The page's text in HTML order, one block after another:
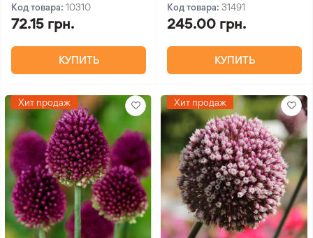
Код товара: 10310
72.15 грн.
КУПИТЬ
Код товара: 31491
245.00 грн.
КУПИТЬ
Хит продаж Хит продаж